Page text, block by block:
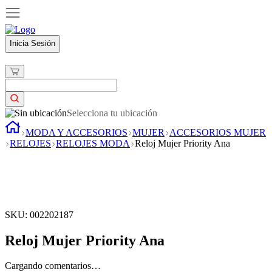
Inicia Sesión
Selecciona tu ubicación
MODA Y ACCESORIOS MUJER
ACCESORIOS MUJER
RELOJES RELOJES MODA Reloj Mujer Priority Ana
SKU: 002202187
Reloj Mujer Priority Ana
Cargando comentarios…